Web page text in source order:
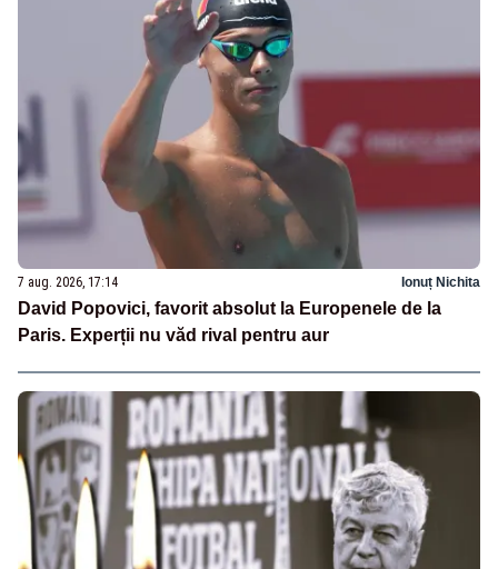
7 aug. 2026, 17:14 Ionuț Nichita
David Popovici, favorit absolut la Europenele de la
Paris. Experții nu văd rival pentru aur